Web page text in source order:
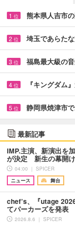
1 位 熊本県人吉市
2 位 埼玉であらた
3 位 福島最大級の
4 位 『キングダム
5 位 静岡県焼津市
最新記事
IMP.主演、新演出を
が決定 新生の幕開
04:00 ｜ SPICER
ニュース
舞台
chef’s、『utage
てパーカーズを発表
2026.8.6 ｜ SPICER